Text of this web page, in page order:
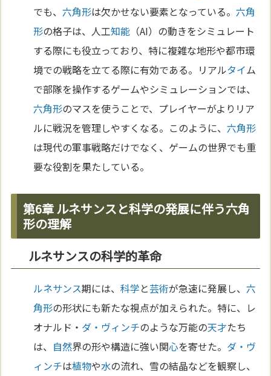
でも、六角形は欠かせない要素となっている。六角
形の格子は、人工知能 （AI）の動きをシミュレート
する際にも役立っており、特に複雑な地形や都市環
境での戦略を立てる際に有効である。リアルタイム
で部隊を操作するゲームやシミュレーションでは、
六角形のマスを使うことで、プレイヤーがよりリア
ルに戦況を管理しやすくなる。このように、六角形
は現代の軍事戦略だけでなく、ゲームの世界でも重
要な役割を果たしている。
第6章 ルネサンスと科学の発展に伴う六角
形の理解
ルネサンスの科学的革命
ルネサンス期には、科学と芸術が急速に発展し、六
角形の形状にも新たな視点が加えられた。特に、レ
オナルド・ ダ・ヴィンチのような万能の天才たち
は、 自然界の形や構造に強い関心を寄せた。 ダ・ヴ
ィンチは植物や水の流れ、雪の結晶などを観察し、